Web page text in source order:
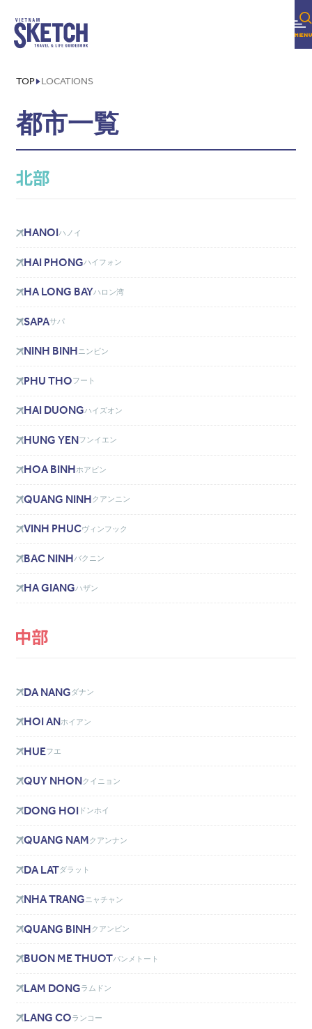
TOP LOCATIONS
都市一覧
HANOIハノイ
HAI PHONGハイフォン
HA LONG BAYハロン湾
SAPAサパ
NINH BINH ニンビン
PHU THOフート
HAI DUONGハイズオン
HUNG YENフンイエン
HOA BINHホアビン
QUANG NINHクアンニン
VINH PHUCヴィンフック
BAC NINHバクニン
HA GIANGハザン
DA NANGダナン
HOI ANホイアン
HUEフエ
QUY NHONクイニョン
DONG HOI ドンホイ
QUANG NAMクアンナン
DA LATダラット
NHA TRANG ニャチャン
QUANG BINHクアンビン
BUON ME THUOTバンメトート
LAM DONGラムドン
LANG COランコー